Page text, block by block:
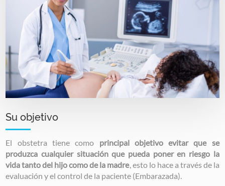
Su objetivo
El obstetra tiene como principal objetivo evitar que se
produzca cualquier situación que pueda poner en riesgo la
vida tanto del hijo como de la madre, esto lo hace a través de la
evaluación y el control de la paciente (Embarazada).